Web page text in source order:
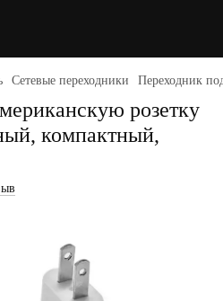
Сетевые переходники Переходник
розетку
компактный,